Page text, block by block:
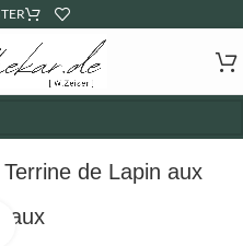
de Lapin aux
Click to enlarge